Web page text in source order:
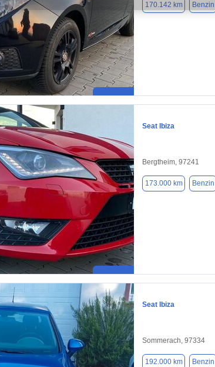
170.142 km Benzin
Seat Ibiza
Bergtheim, 97241
173.000 km Benzin
Seat Ibiza
Sommerach, 97334
192.000 km Benzin